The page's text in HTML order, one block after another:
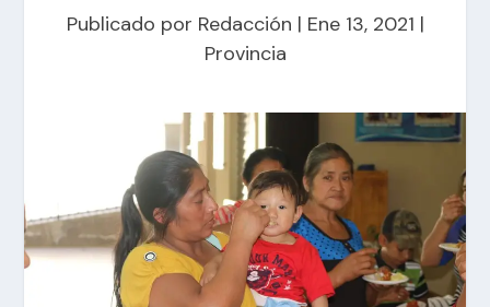
Publicado por Redacción | Ene 13, 2021 |
Provincia